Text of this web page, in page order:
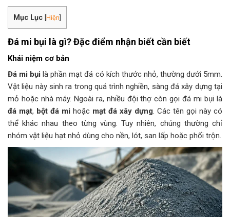
Mục Lục [Hiện]
Đá mi bụi là gì? Đặc điểm nhận biết cần biết
Khái niệm cơ bản
Đá mi bụi là phần mạt đá có kích thước nhỏ, thường dưới 5mm.
Vật liệu này sinh ra trong quá trình nghiền, sàng đá xây dựng tại
mỏ hoặc nhà máy. Ngoài ra, nhiều đội thợ còn gọi đá mi bụi là
đá mạt, bột đá mi hoặc mạt đá xây dựng. Các tên gọi này có
thể khác nhau theo từng vùng. Tuy nhiên, chúng thường chỉ
nhóm vật liệu hạt nhỏ dùng cho nền, lót, san lấp hoặc phối trộn.